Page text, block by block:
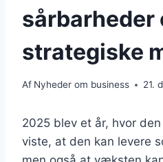
sårbarheder
strategiske
Af Nyheder om business 21.
2025 blev et år, hvor
viste, at den kan levere